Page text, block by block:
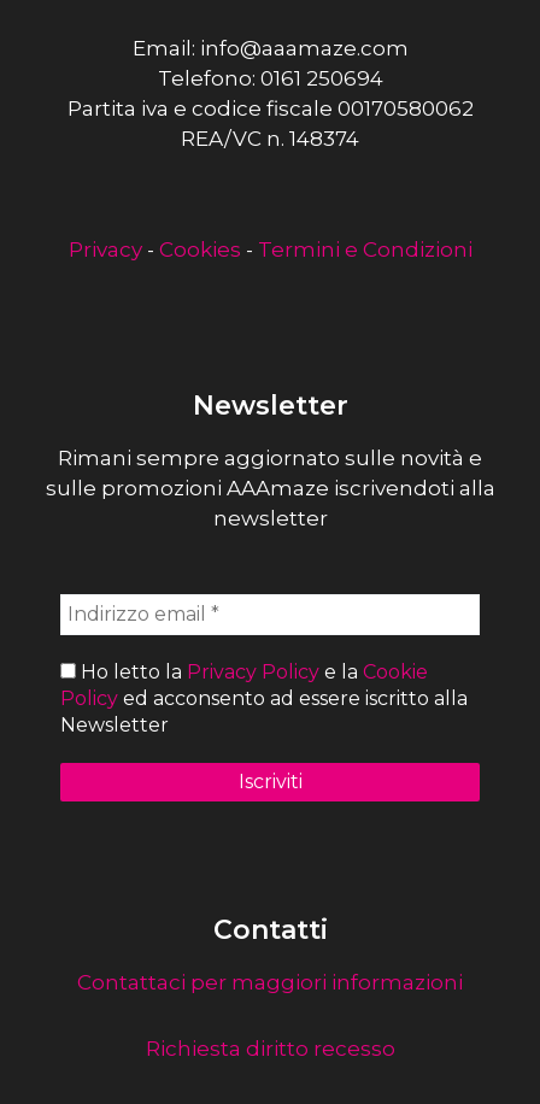
Email: info@aaamaze.com
Telefono: 0161 250694
Partita iva e codice fiscale 00170580062
REA/VC n. 148374
Privacy- Cookies - Termini e Condizioni
Newsletter
Rimani sempre aggiornato sulle novità e
sulle promozioni AAAmaze iscrivendoti alla
newsletter
Ho letto la Privacy Policy e la Cookie
Policy ed acconsento ad essere iscritto alla
Newsletter
Contatti
Contattaci per maggiori informazioni
Richiesta diritto recesso